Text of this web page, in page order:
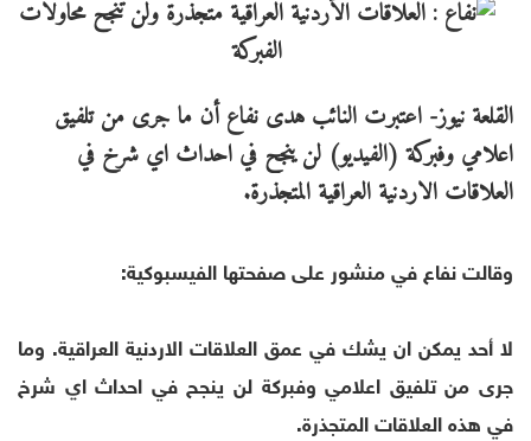
القلعة نيوز- اعتبرت النائب هدى نفاع أن ما جرى من تلفيق
اعلامي وفبركة (الفيديو) لن ينجح في احداث اي شرخ في
العلاقات الاردنية العراقية المتجذرة.
وقالت نفاع في منشور على صفحتها الفيسبوكية:
لا أحد يمكن ان يشك في عمق العلاقات الاردنية العراقية. وما
جرى من تلفيق اعلامي وفبركة لن ينجح في احداث اي شرخ
في هذه العلاقات المتجذرة.